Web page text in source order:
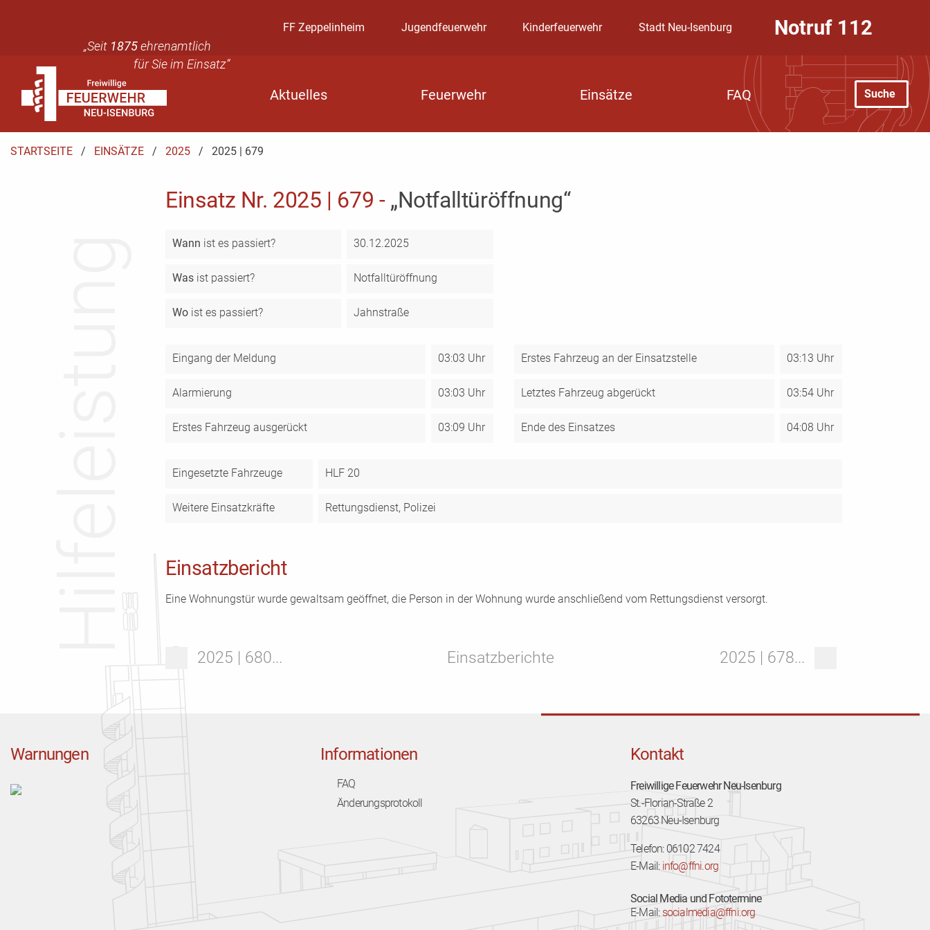
FF Zeppelinheim Jugendfeuerwehr Kinderfeuerwehr Stadt Neu-Isenburg Notruf 112
„Seit 1875 ehrenamtlich
für Sie im Einsatz“
Aktuelles Feuerwehr Einsätze FAQ Suche
STARTSEITE EINSÄTZE 2025 AKTUELL:
2025 | 679
Einsatz Nr. 2025 | 679 - „Notfalltüröffnung“
Wann ist es passiert? 30.12.2025
Wasist passiert? Notfalltüröffnung
Woist es passiert? Jahnstraße
Eingang der Meldung 03:03 Uhr
Alarmierung 03:03 Uhr
Erstes Fahrzeug ausgerückt 03:09 Uhr
Erstes Fahrzeug an der Einsatzstelle 03:13 Uhr
Letztes Fahrzeug abgerückt 03:54 Uhr
Ende des Einsatzes 04:08 Uhr
Eingesetzte Fahrzeuge HLF 20
Weitere Einsatzkräfte Rettungsdienst, Polizei
Einsatzbericht
Eine Wohnungstür wurde gewaltsam geöffnet, die Person in der Wohnung wurde anschließend vom Rettungsdienst versorgt.
2025 | 680... Einsatzberichte 2025 | 678...
Warnungen Informationen
FAQ
Änderungsprotokoll
Kontakt
Freiwillige Feuerwehr Neu-Isenburg
St.-Florian-Straße 2
63263 Neu-Isenburg
Telefon: 06102 7424
E-Mail: info@ffni.org
Social Media und Fototermine
E-Mail: socialmedia@ffni.org